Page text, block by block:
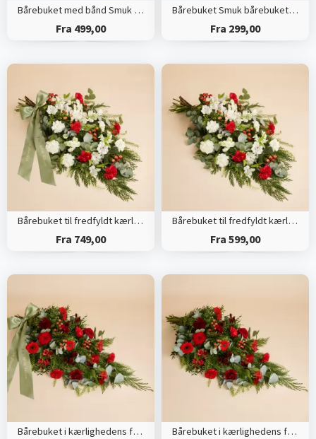
Bårebuket med bånd Smuk bårebuket med årstidens blomster
Fra 499,00
Bårebuket Smuk bårebuket med årstidens blomster
Fra 299,00
Bårebuket til fredfyldt kærlighed med bånd
Fra 749,00
Bårebuket til fredfyldt kærlighed
Fra 599,00
Bårebuket i kærlighedens farver med bånd Bårebuket i kærlighedens farver